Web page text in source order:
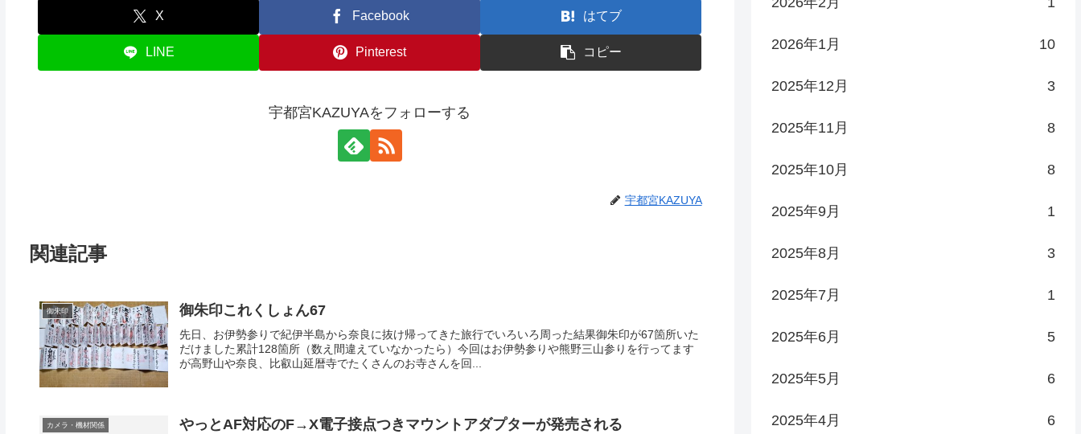
X Facebook はてブ
LINE Pinterest コピー
宇都宮KAZUYAをフォローする
宇都宮KAZUYA
関連記事
御朱印 御朱印これくしょん67
先日、お伊勢参りで紀伊半島から奈良に抜け帰ってきた旅行でいろいろ周った結果御朱印が67箇所いた
だけました累計128箇所（数え間違えていなかったら）今回はお伊勢参りや熊野三山参りを行ってます
が高野山や奈良、比叡山延暦寺でたくさんのお寺さんを回...
カメラ・機材関係 やっとAF対応のF→X電子接点つきマウントアダプターが発売される
2026年1月 10
2025年12月 3
2025年11月 8
2025年10月 8
2025年9月 1
2025年8月 3
2025年7月 1
2025年6月 5
2025年5月 6
2025年4月 6